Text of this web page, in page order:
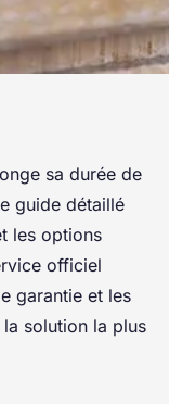
:
et
sa durée de
guide détaillé
les options
officiel
garantie et les
solution la plus